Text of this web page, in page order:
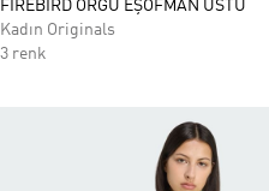
FIREBIRD ÖRGÜ EŞOFMAN ÜSTÜ
Kadın Originals
3 renk